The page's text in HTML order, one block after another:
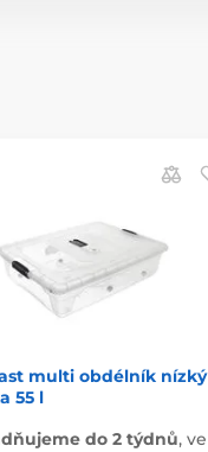
multi obdélník nízký
55 l
do 2 týdnů, ve